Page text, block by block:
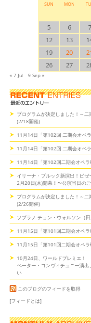
SUN MON
5
6 7
12
13
19
20
26
27
« 7 Jul 9 Sep »
プログラムが決定しました！～
(2/18開催)
11月14日「第102回 二期会オペ
11月14日「第102回 二期会オペ
11月14日「第102回二期会オペラ
イリーナ・ブルック新演出！ビ
2月20日(木)開幕！〜公演当日の
プログラムが決定しました！～
(2/26開催)
ソプラノ チョン・ウォルソン（
11月15日「第101回二期会オペラ
11月15日「第101回二期会オペラ
10月24日、ワールドプレミエ！
ペーター・コンヴィチュニー演
い
このブログのフィードを取得
[フィードとは]